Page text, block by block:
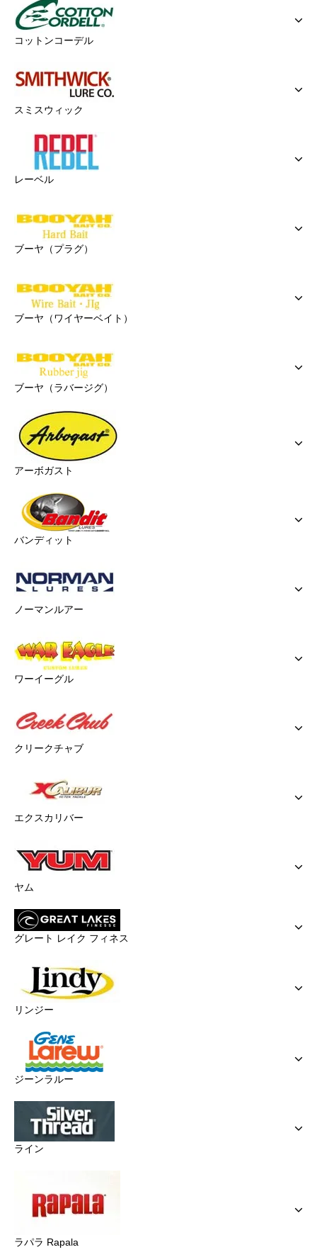
コットンコーデル
スミスウィック
レーベル
ブーヤ（プラグ）
ブーヤ（ワイヤーベイト）
ブーヤ（ラバージグ）
アーボガスト
バンディット
ノーマンルアー
ワーイーグル
クリークチャブ
エクスカリバー
ヤム
グレート レイク フィネス
リンジー
ジーンラルー
ライン
ラパラ Rapala